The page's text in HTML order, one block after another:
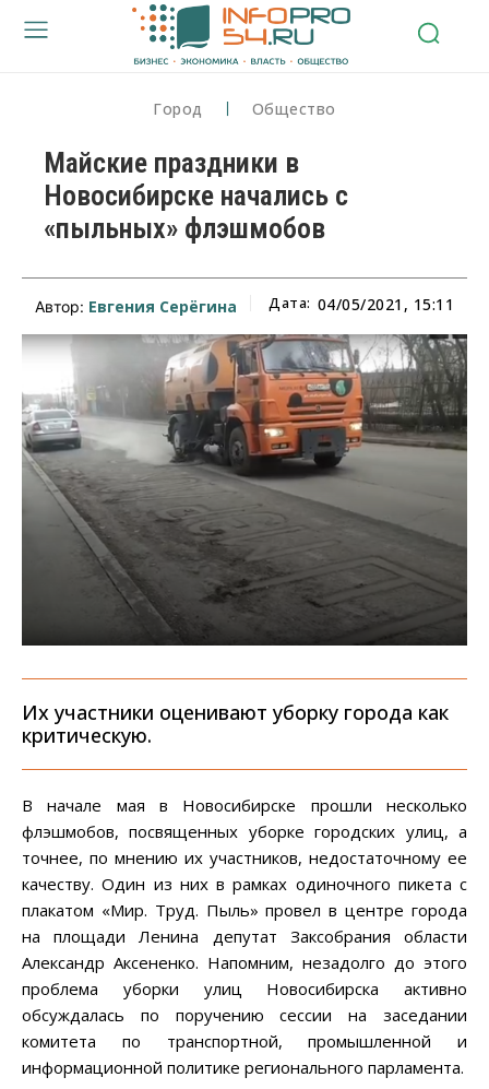
Город Общество
Майские праздники в
Новосибирске начались с
«пыльных» флэшмобов
Автор: Евгения Серёгина Дата: 04/05/2021, 15:11
Их участники оценивают уборку города как
критическую.
В начале мая в Новосибирске прошли несколько
флэшмобов, посвященных уборке городских улиц, а
точнее, по мнению их участников, недостаточному ее
качеству. Один из них в рамках одиночного пикета с
плакатом «Мир. Труд. Пыль» провел в центре города
на площади Ленина депутат Заксобрания области
Александр Аксененко. Напомним, незадолго до этого
проблема уборки улиц Новосибирска активно
обсуждалась по поручению сессии на заседании
комитета по транспортной, промышленной и
информационной политике регионального парламента.